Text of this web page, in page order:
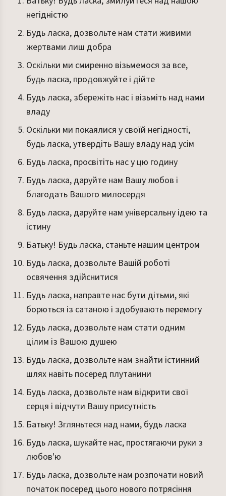
негідністю
Будь ласка, дозвольте нам стати живими
жертвами лиш добра
Оскільки ми смиренно візьмемося за все,
будь ласка, продовжуйте і дійте
Будь ласка, збережіть нас і візьміть над нами
владу
Оскільки ми покаялися у своїй негідності,
будь ласка, утвердіть Вашу владу над усім
Будь ласка, просвітіть нас у цю годину
Будь ласка, даруйте нам Вашу любов і
благодать Вашого милосердя
Будь ласка, даруйте нам універсальну ідею та
істину
Батьку! Будь ласка, станьте нашим центром
Будь ласка, дозвольте Вашій роботі
освячення здійснитися
Будь ласка, направте нас бути дітьми, які
борються із сатаною і здобувають перемогу
Будь ласка, дозвольте нам стати одним
цілим із Вашою душею
Будь ласка, дозвольте нам знайти істинний
шлях навіть посеред плутанини
Будь ласка, дозвольте нам відкрити свої
серця і відчути Вашу присутність
Батьку! Згляньтеся над нами, будь ласка
Будь ласка, шукайте нас, простягаючи руки з
любов'ю
Будь ласка, дозвольте нам розпочати новий
початок посеред цього нового потрясіння